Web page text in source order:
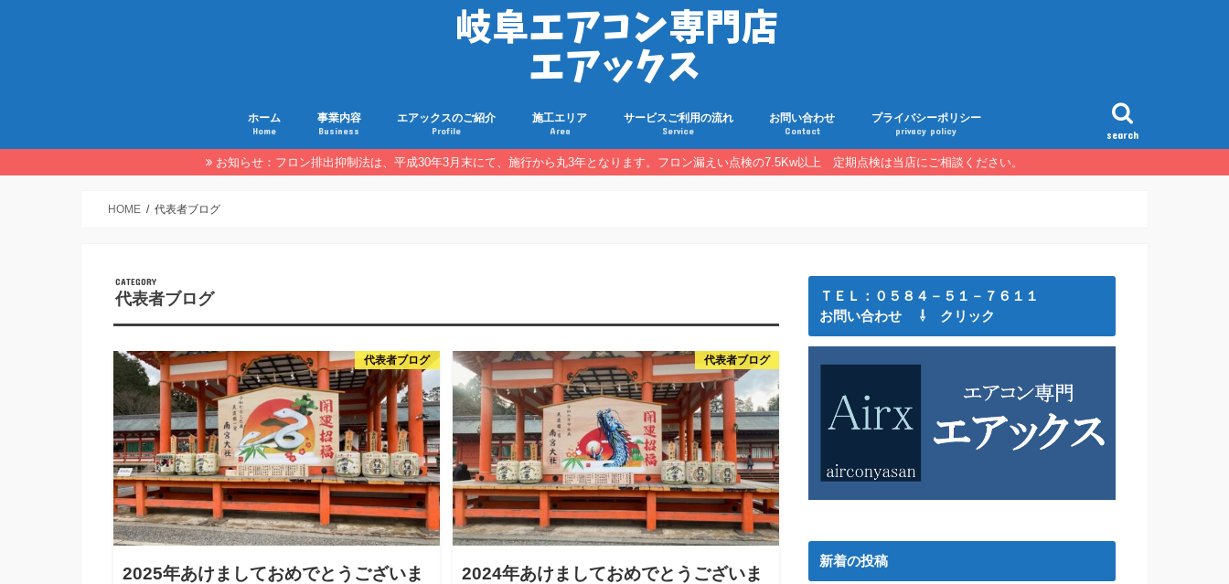
search
ホーム
Home
事業内容
Business
エアックスのご紹介
Profile
施工エリア
Area
サービスご利用の流れ
Service
お問い合わせ
Contact
プライバシーポリシー
privacy policy
お知らせ：フロン排出抑制法は、平成30年3月末にて、施行から丸3年となります。フロン漏えい点検の7.5Kw以上 定期点検は当店にご相談ください。
HOME 代表者ブログ
代表者ブログ
代表者ブログ
2025年あけましておめでとうございま
代表者ブログ
2024年あけましておめでとうございま
ＴＥＬ：０５８４－５１－７６１１
お問い合わせ ⇩ クリック
新着の投稿